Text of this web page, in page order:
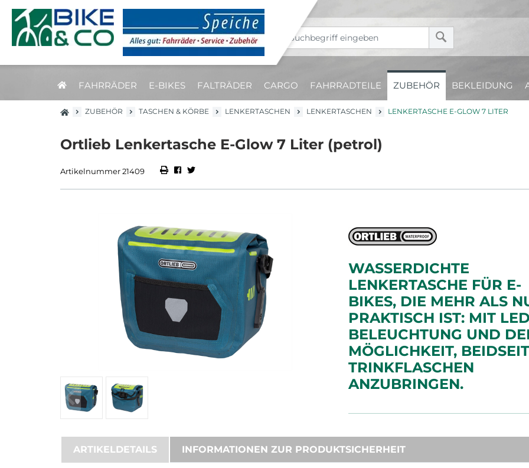
FAHRRÄDER E-BIKES FALTRÄDER CARGO FAHRRADTEILE ZUBEHÖR BEKLEIDUNG
ZUBEHÖR TASCHEN & KÖRBE LENKERTASCHEN LENKERTASCHEN LENKERTASCHE E-GLOW 7 LITER
Ortlieb Lenkertasche E-Glow 7 Liter (petrol)
Artikelnummer 21409
WASSERDICHTE
LENKERTASCHE FÜR E-
BIKES, DIE MEHR ALS
PRAKTISCH IST: MIT
BELEUCHTUNG UND
MÖGLICHKEIT,
TRINKFLASCHEN
ANZUBRINGEN.
ARTIKELDETAILS INFORMATIONEN ZUR PRODUKTSICHERHEIT